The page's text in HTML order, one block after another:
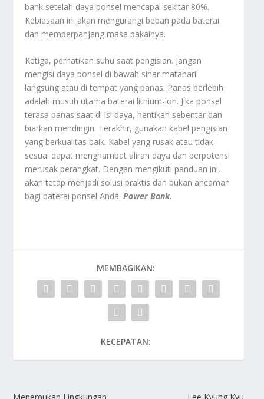
bank setelah daya ponsel mencapai sekitar 80%.
Kebiasaan ini akan mengurangi beban pada baterai
dan memperpanjang masa pakainya.
Ketiga, perhatikan suhu saat pengisian. Jangan
mengisi daya ponsel di bawah sinar matahari
langsung atau di tempat yang panas. Panas berlebih
adalah musuh utama baterai lithium-ion. Jika ponsel
terasa panas saat di isi daya, hentikan sebentar dan
biarkan mendingin. Terakhir, gunakan kabel pengisian
yang berkualitas baik. Kabel yang rusak atau tidak
sesuai dapat menghambat aliran daya dan berpotensi
merusak perangkat. Dengan mengikuti panduan ini,
akan tetap menjadi solusi praktis dan bukan ancaman
bagi baterai ponsel Anda.Power Bank.
MEMBAGIKAN:
KECEPATAN: